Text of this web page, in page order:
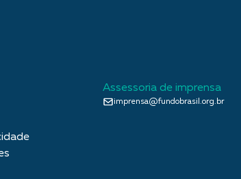
Assessoria de imprensa
imprensa@fundobrasil.org.br